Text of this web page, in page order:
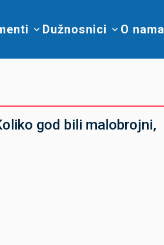
Dužnosnici O nama
god bili malobrojni,